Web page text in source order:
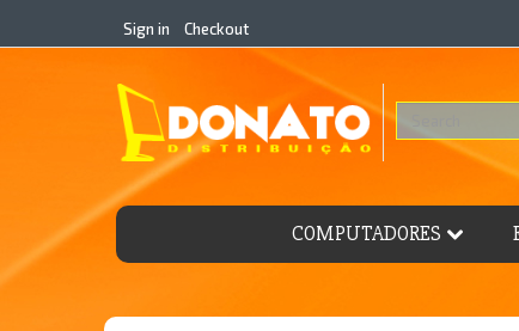
Sign in Checkout
COMPUTADORES